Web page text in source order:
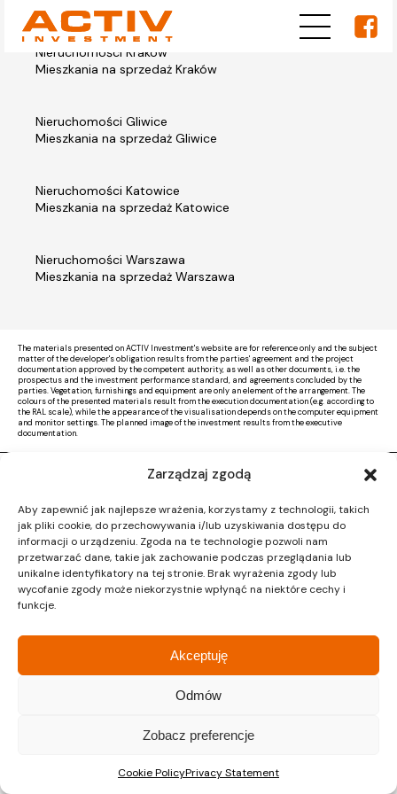
Zarządzaj zgodą
Aby zapewnić jak najlepsze wrażenia, korzystamy z technologii, takich
jak pliki cookie, do przechowywania i/lub uzyskiwania dostępu do
informacji o urządzeniu. Zgoda na te technologie pozwoli nam
przetwarzać dane, takie jak zachowanie podczas przeglądania lub
unikalne identyfikatory na tej stronie. Brak wyrażenia zgody lub
wycofanie zgody może niekorzystnie wpłynąć na niektóre cechy i
funkcje.
Akceptuję
Odmów
Zobacz preferencje
Cookie PolicyPrivacy Statement
Nieruchomości Kraków
Mieszkania na sprzedaż Kraków
Nieruchomości Gliwice
Mieszkania na sprzedaż Gliwice
Nieruchomości Katowice
Mieszkania na sprzedaż Katowice
Nieruchomości Warszawa
Mieszkania na sprzedaż Warszawa
The materials presented on ACTIV Investment's website are for reference only and the subject
matter of the developer's obligation results from the parties' agreement and the project
documentation approved by the competent authority, as well as other documents, i.e. the
prospectus and the investment performance standard, and agreements concluded by the
parties. Vegetation, furnishings and equipment are only an element of the arrangement. The
colours of the presented materials result from the execution documentation (e.g. according to
the RAL scale), while the appearance of the visualisation depends on the computer equipment
and monitor settings. The planned image of the investment results from the executive
documentation.
Activ Investment|Polityka prywatności
Design by CTL MEDIA | Strona www: Proformat